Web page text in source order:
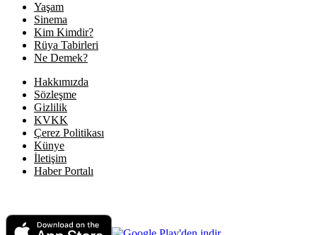
Yaşam
Sinema
Kim Kimdir?
Rüya Tabirleri
Ne Demek?
Hakkımızda
Sözleşme
Gizlilik
KVKK
Çerez Politikası
Künye
İletişim
Haber Portalı